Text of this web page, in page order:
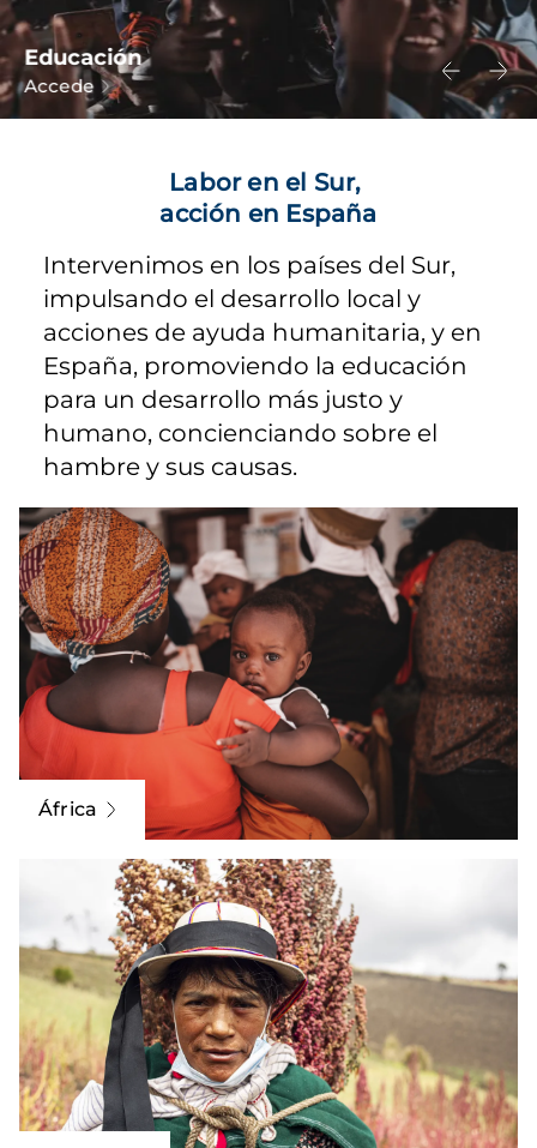
Educación
Accede
Labor en el Sur,
acción en España
Intervenimos en los países del Sur,
impulsando el desarrollo local y
acciones de ayuda humanitaria, y en
España, promoviendo la educación
para un desarrollo más justo y
humano, concienciando sobre el
hambre y sus causas.
África